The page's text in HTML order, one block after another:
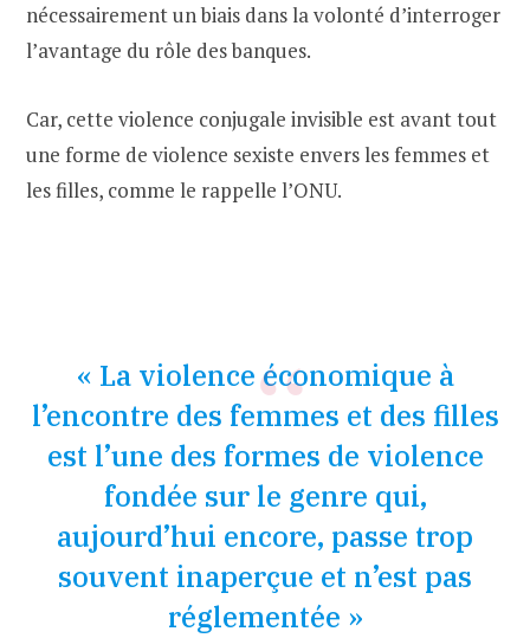
nécessairement un biais dans la volonté d’interroger
l’avantage du rôle des banques.
Car, cette violence conjugale invisible est avant tout
une forme de violence sexiste envers les femmes et
les filles, comme le rappelle l’ONU.
« La violence économique à
l’encontre des femmes et des filles
est l’une des formes de violence
fondée sur le genre qui,
aujourd’hui encore, passe trop
souvent inaperçue et n’est pas
réglementée »